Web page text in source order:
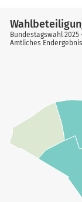
Bundestagswahl
Amtliches Endergebnis